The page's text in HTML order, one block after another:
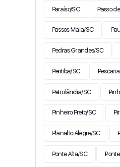
Paraíso/SC Passo
Passos Maia/SC
Pedras Grandes/SC
Peritiba/SC
Petrolândia/SC
Pinheiro Preto/SC
Planalto Alegre/SC
Ponte Alta/SC